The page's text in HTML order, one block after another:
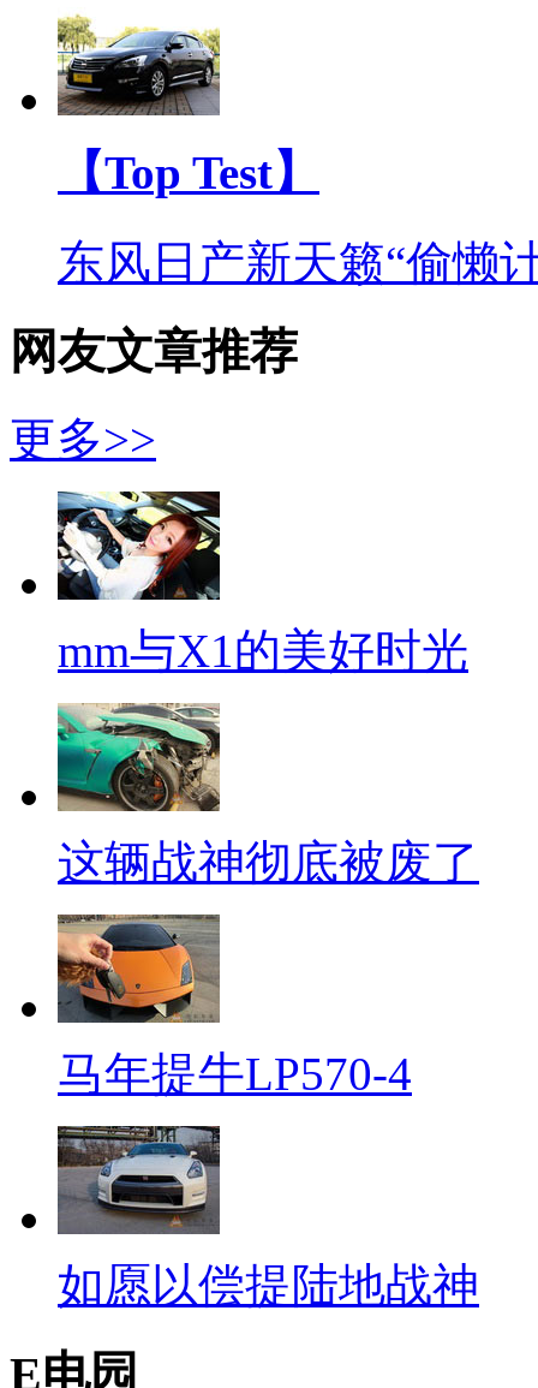
【Top Test】
东风日产新天籁“偷懒
网友文章推荐
更多>>
mm与X1的美好时光
这辆战神彻底被废了
马年提牛LP570-4
如愿以偿提陆地战神
E电园